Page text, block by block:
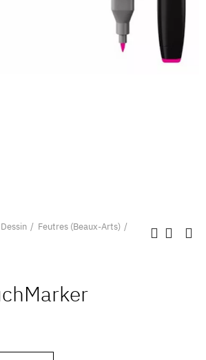
Dessin
Feutres (Beaux-Arts)